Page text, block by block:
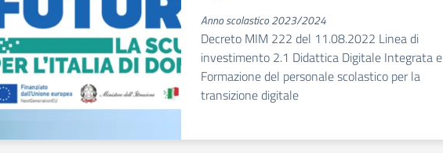
Anno scolastico 2023/2024
Decreto MIM 222 del 11.08.2022 Linea di
investimento 2.1 Didattica Digitale Integrata e
Formazione del personale scolastico per la
transizione digitale